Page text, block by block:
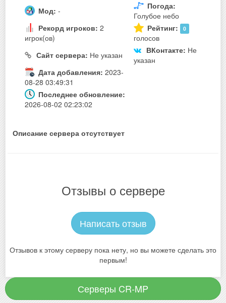
Мод: -
Погода:
Голубое небо
Рекорд игроков: 2
игрок(ов)
Рейтинг: 0
голосов
Сайт сервера: Не указан ВКонтакте: Не
указан
Дата добавления: 2023-
08-28 03:49:31
Последнее обновление:
2026-08-02 02:23:02
Описание сервера отсутствует
Отзывы о сервере
Написать отзыв
Отзывов к этому серверу пока нету, но вы можете сделать это
первым!
Серверы CR-MP